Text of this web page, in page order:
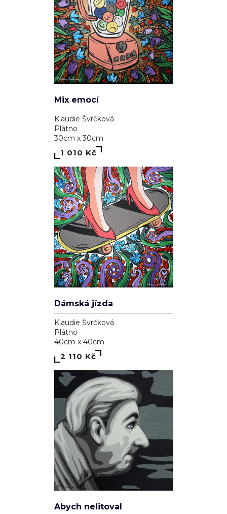
Mix emocí
Klaudie Švrčková
Plátno
30cm x 30cm
1 010 Kč
Dámská jízda
Klaudie Švrčková
Plátno
40cm x 40cm
2 110 Kč
Abych nelitoval